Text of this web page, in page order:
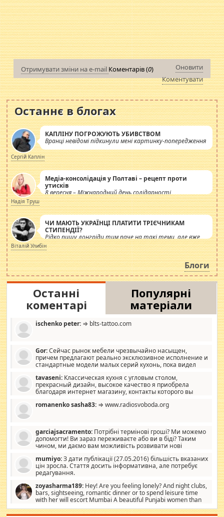
Отримувати зміни на e-mail Коментарів (0)
Оновити
Коментувати
Останнє в блогах
КАПЛІНУ ПОГРОЖУЮТЬ УБИВСТВОМ
Вранці невідомі підкинули мені картинку-попередження
Сергій Каплін
Медіа-консолідація у Полтаві – рецепт проти
утисків
8 вересня – Міжнародний день солідарності
журналістів.
Надія Труш
ЧИ МАЮТЬ УКРАЇНЦІ ПЛАТИТИ ТРІЄЧНИКАМ
СТИПЕНДІЇ?
Рідко пишу лонгріди тим паче на такі теми, але вже
просто дістало! Обурюють сьогоднішні інсенуації
навколо стипендіального питання. Штучно
роздувається ще одна соціальна катастрофа.
Віталій Улибін
Блоги
Останні
коментарі
Популярні
матеріали
ischenko peter: ⇒ blts-tattoo.com
Gor:Сейчас рынок мебели чрезвычайно насыщен,
причем предлагают реально эксклюзивное исполнение и
стандартные модели малых серий кухонь, пока видел
стандартные формы, в MebelOk, креативненько и что главное -
со вкусом все в порядке, без ненужных наворотов удорожающих
мебель, а это не последний фактор.
tavaseni: Классическая кухня с угловым столом,
прекрасный дизайн, высокое качество я приобрела
благодаря интернет магазину, контакты которого вы
romanenko sasha83: ⇒ www.radiosvoboda.org
garciajsacramento: Потрібні термінові гроші? Ми можемо
допомогти! Ви зараз переживаєте або ви в біді? Таким
чином, ми даємо вам можливість розвивати нові
допомагати людям, які намагаються дати їм шанс. Кожен
заслуговує на другий шанс, і, оскільки влада не зможе, вони
повинні приймати від інших. Для нас нема багато суми, і зрілість
витрат, а тільки узгоджених сум і нічого іншого. Не чекайте і не
коментуйте цей пост. Введіть суму, яку ви хочете подати, і ми
зв'яжемося з вами з усіма варіантами. зв'яжіться з нами
сьогодні на garciajsacramento@gmail.com Вам потрібні термінові
mumiyo:З дати публікації (27.05.2016) більшість вказаних
цін зросла. Стаття досить інформативна, але потребує
редагування.
zoyasharma189: Hey! Are you feeling lonely? And night clubs,
bars, sightseeing, romantic dinner or to spend leisure time
with her will escort Mumbai A beautiful Punjabi women than
sexy escort companion in arms that you guys feel like 5 star luxury
hotel had to spend the night in their search for loved solitaire free